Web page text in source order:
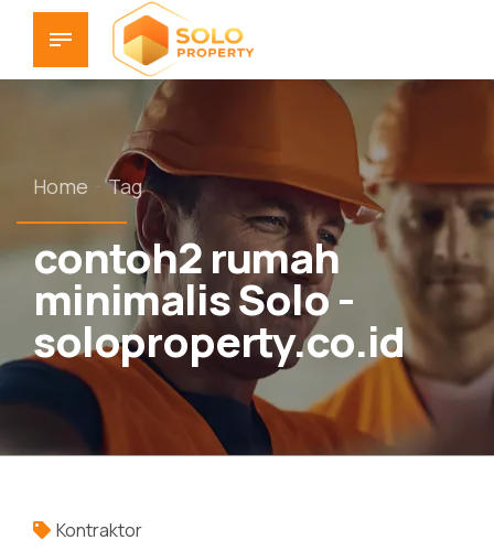
Home Tag
contoh2 rumah
minimalis Solo -
soloproperty.co.id
Kontraktor